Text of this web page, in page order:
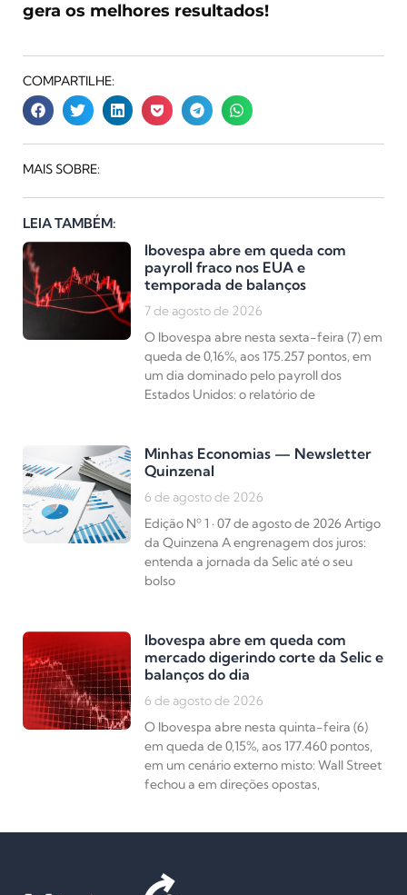
gera os melhores resultados!
COMPARTILHE:
MAIS SOBRE:
LEIA TAMBÉM:
Ibovespa abre em queda com
payroll fraco nos EUA e
temporada de balanços
7 de agosto de 2026
O Ibovespa abre nesta sexta-feira (7) em
queda de 0,16%, aos 175.257 pontos, em
um dia dominado pelo payroll dos
Estados Unidos: o relatório de
Minhas Economias — Newsletter
Quinzenal
6 de agosto de 2026
Edição Nº 1 · 07 de agosto de 2026 Artigo
da Quinzena A engrenagem dos juros:
entenda a jornada da Selic até o seu
bolso
Ibovespa abre em queda com
mercado digerindo corte da Selic e
balanços do dia
6 de agosto de 2026
O Ibovespa abre nesta quinta-feira (6)
em queda de 0,15%, aos 177.460 pontos,
em um cenário externo misto: Wall Street
fechou a em direções opostas,